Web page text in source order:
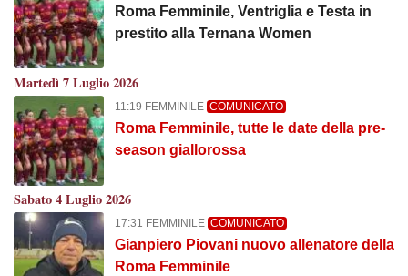
Roma Femminile, Ventriglia e Testa in
prestito alla Ternana Women
Martedì 7 Luglio 2026
11:19 FEMMINILE COMUNICATO
Roma Femminile, tutte le date della pre-
season giallorossa
Sabato 4 Luglio 2026
17:31 FEMMINILE COMUNICATO
Gianpiero Piovani nuovo allenatore della
Roma Femminile